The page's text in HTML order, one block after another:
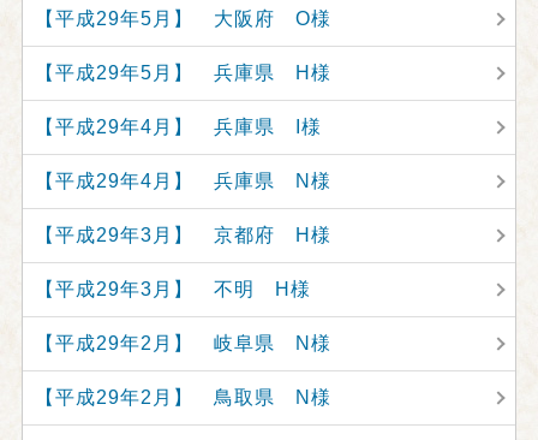
【平成29年5月】 大阪府 O様
【平成29年5月】 兵庫県 H様
【平成29年4月】 兵庫県 I様
【平成29年4月】 兵庫県 N様
【平成29年3月】 京都府 H様
【平成29年3月】 不明 H様
【平成29年2月】 岐阜県 N様
【平成29年2月】 鳥取県 N様